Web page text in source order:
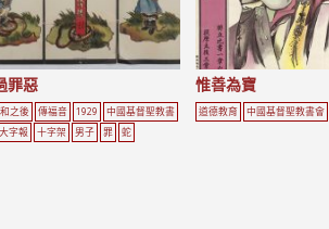
罪惡
之後 傳福音 1929
中國基督聖教書
大字報 十字架 男子 罪 蛇
惟善為寶
道德教育 中國基督聖教書會